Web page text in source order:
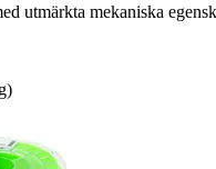
utmärkta mekaniska